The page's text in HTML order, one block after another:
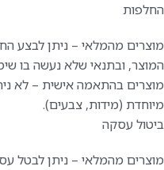
החלפות
המוצר, ובתנאי שלא נעשה בו
מוצרים בהתאמה אישית – לא
מיוחדת (מידות, צבעים).
ביטול עסקה